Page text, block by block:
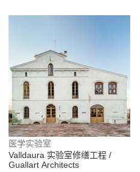
医学实验室
Valldaura 实验室修缮工程 /
Guallart Architects